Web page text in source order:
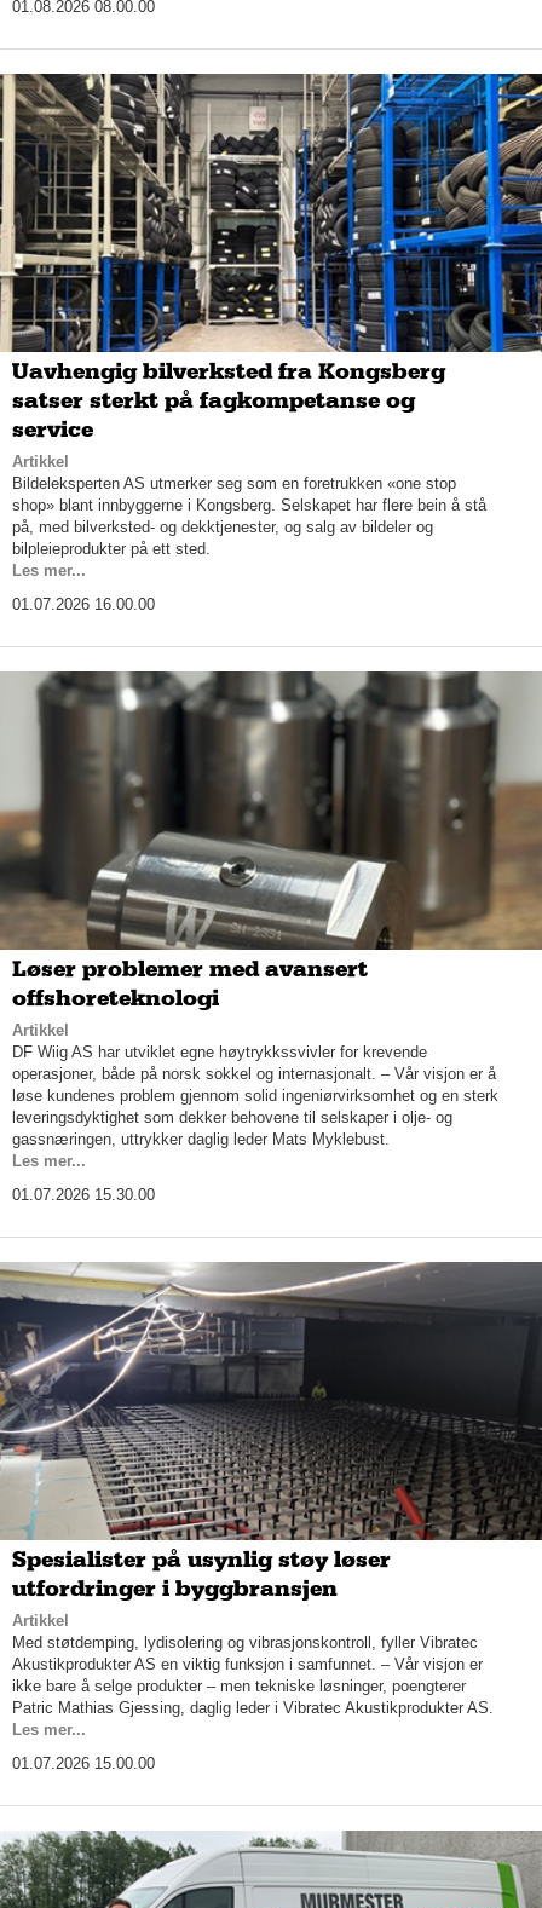
01.08.2026 08.00.00
Uavhengig bilverksted fra Kongsberg
satser sterkt på fagkompetanse og
service
Artikkel
Bildeleksperten AS utmerker seg som en foretrukken «one stop
shop» blant innbyggerne i Kongsberg. Selskapet har flere bein å stå
på, med bilverksted- og dekktjenester, og salg av bildeler og
bilpleieprodukter på ett sted.
Les mer...
01.07.2026 16.00.00
Løser problemer med avansert
offshoreteknologi
Artikkel
DF Wiig AS har utviklet egne høytrykkssvivler for krevende
operasjoner, både på norsk sokkel og internasjonalt. – Vår visjon er å
løse kundenes problem gjennom solid ingeniørvirksomhet og en sterk
leveringsdyktighet som dekker behovene til selskaper i olje- og
gassnæringen, uttrykker daglig leder Mats Myklebust.
Les mer...
01.07.2026 15.30.00
Spesialister på usynlig støy løser
utfordringer i byggbransjen
Artikkel
Med støtdemping, lydisolering og vibrasjonskontroll, fyller Vibratec
Akustikprodukter AS en viktig funksjon i samfunnet. – Vår visjon er
ikke bare å selge produkter – men tekniske løsninger, poengterer
Patric Mathias Gjessing, daglig leder i Vibratec Akustikprodukter AS.
Les mer...
01.07.2026 15.00.00